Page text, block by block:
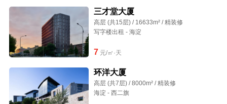
三才堂大厦
高层 (共15层) / 16633m² / 精装修
写字楼出租 - 海淀
7 元/㎡·天
环洋大厦
高层 (共7层) / 8000m² / 精装修
海淀 - 西二旗